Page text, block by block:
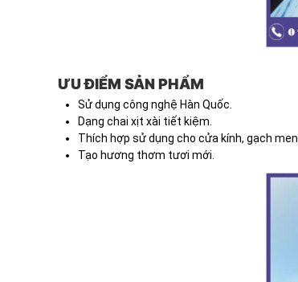
ƯU ĐIỂM SẢN PHẨM
Sử dụng công nghệ Hàn Quốc.
Dạng chai xịt xài tiết kiệm.
Thích hợp sử dụng cho cửa kính, gạch men.
Tạo hương thơm tươi mới.